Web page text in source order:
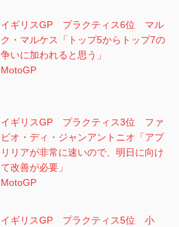
イギリスGP プラクティス6位 マル
ク・マルケス「トップ5からトップ7の
争いに加われると思う」
MotoGP
イギリスGP プラクティス3位 ファ
ビオ・ディ・ジャンアントニオ「アプ
リリアが非常に速いので、明日に向け
て改善が必要」
MotoGP
イギリスGP プラクティス5位 小